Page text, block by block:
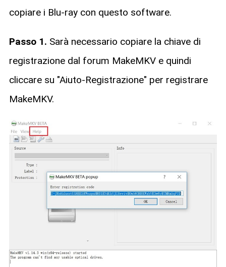
copiare i Blu-ray con questo software.
Passo 1. Sarà necessario copiare la chiave di
registrazione dal forum MakeMKV e quindi
cliccare su "Aiuto-Registrazione" per registrare
MakeMKV.